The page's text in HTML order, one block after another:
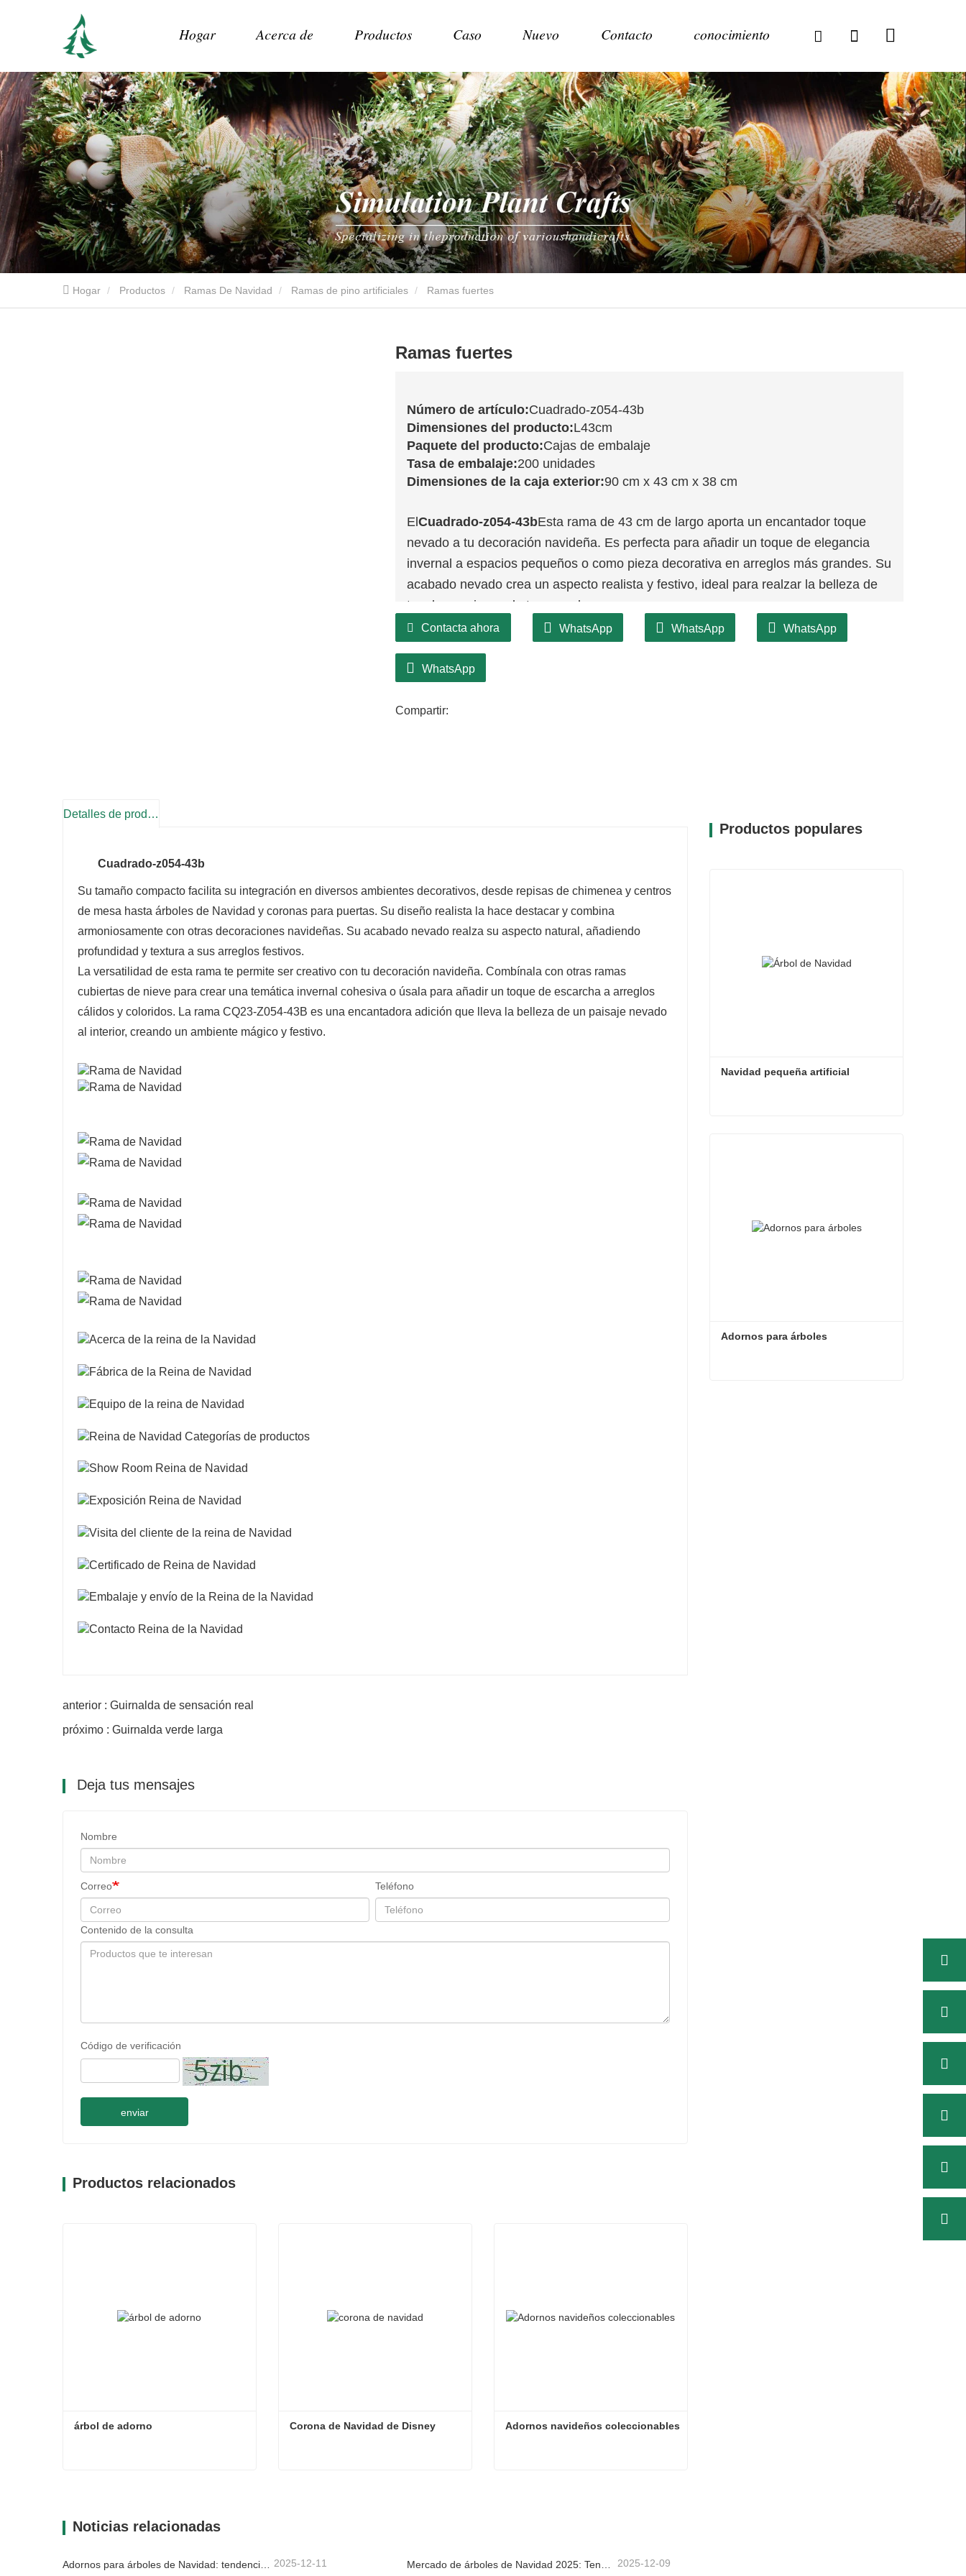
Hogar Acerca de Productos Caso Nuevo Contacto conocimiento
Hogar Productos Ramas De Navidad Ramas de pino artificiales Ramas fuertes
Ramas fuertes
Número de artículo:Cuadrado-z054-43b
Dimensiones del producto:L43cm
Paquete del producto:Cajas de embalaje
Tasa de embalaje:200 unidades
Dimensiones de la caja exterior:90 cm x 43 cm x 38 cm
El Cuadrado-z054-43bEsta rama de 43 cm de largo aporta un encantador toque
nevado a tu decoración navideña. Es perfecta para añadir un toque de elegancia
invernal a espacios pequeños o como pieza decorativa en arreglos más grandes. Su
acabado nevado crea un aspecto realista y festivo, ideal para realzar la belleza de
tus decoraciones de temporada.
Gracias a su construcción duradera, la rama CQ23-Z054-43B está diseñada para
encanto y sofisticación, convirtiéndola en una pieza versátil que complementa
guirnaldas o como elemento independiente, esta rama ofrece una apariencia
Contacta ahora WhatsApp WhatsApp WhatsApp
WhatsApp
Compartir:
Detalles de producto
Cuadrado-z054-43b
Su tamaño compacto facilita su integración en diversos ambientes decorativos, desde repisas de chimenea y centros
de mesa hasta árboles de Navidad y coronas para puertas. Su diseño realista la hace destacar y combina
armoniosamente con otras decoraciones navideñas. Su acabado nevado realza su aspecto natural, añadiendo
profundidad y textura a sus arreglos festivos.
La versatilidad de esta rama te permite ser creativo con tu decoración navideña. Combínala con otras ramas
cubiertas de nieve para crear una temática invernal cohesiva o úsala para añadir un toque de escarcha a arreglos
cálidos y coloridos. La rama CQ23-Z054-43B es una encantadora adición que lleva la belleza de un paisaje nevado
al interior, creando un ambiente mágico y festivo.
anterior : Guirnalda de sensación real
próximo : Guirnalda verde larga
Deja tus mensajes
Nombre
Correo Teléfono
Contenido de la consulta
Código de verificación
enviar
Productos relacionados
árbol de adorno Corona de Navidad de Disney Adornos navideños coleccionables
Noticias relacionadas
2025-12-11 2025-12-09
Productos populares
Navidad pequeña artificial
Adornos para árboles